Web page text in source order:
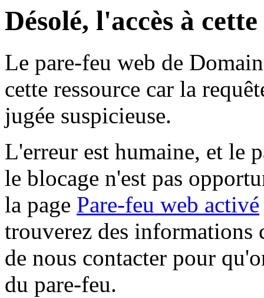
Désolé, l'accès à
Le pare-feu web de
cette ressource car la
jugée suspicieuse.
L'erreur est humaine, et le
le blocage n'est pas
la page Pare-feu web activé
trouverez des informations
de nous contacter pour
du pare-feu.